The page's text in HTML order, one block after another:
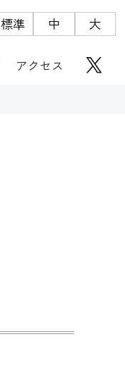
標準 中 大
アクセス